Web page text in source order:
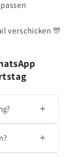
verschicken 🎊
fertige
E-Mail